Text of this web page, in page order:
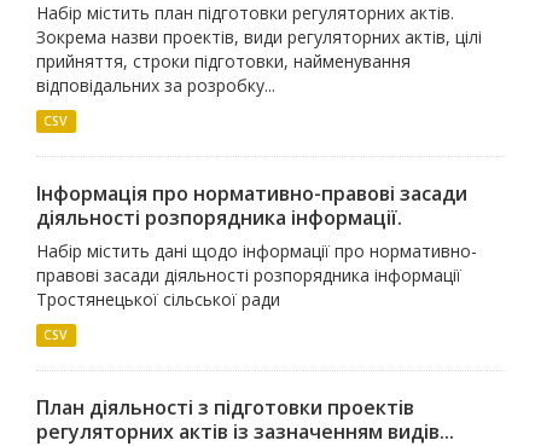
Набір містить план підготовки регуляторних актів.
Зокрема назви проектів, види регуляторних актів, цілі
прийняття, строки підготовки, найменування
відповідальних за розробку...
CSV
Інформація про нормативно-правові засади
діяльності розпорядника інформації.
Набір містить дані щодо інформації про нормативно-
правові засади діяльності розпорядника інформації
Тростянецької сільської ради
CSV
План діяльності з підготовки проектів
регуляторних актів із зазначенням видів...